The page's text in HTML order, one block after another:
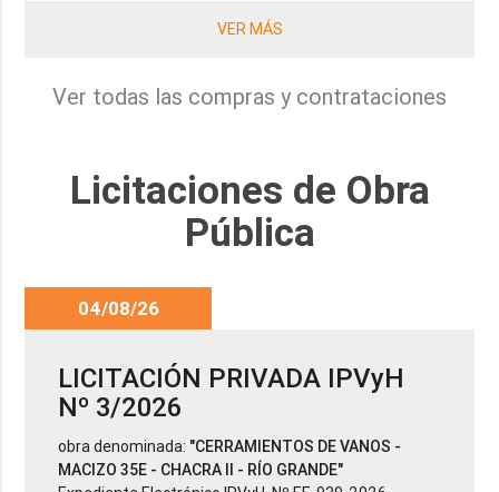
VER MÁS
Ver todas las compras y contrataciones
Licitaciones de Obra
Pública
04/08/26
LICITACIÓN PRIVADA IPVyH
Nº 3/2026
obra denominada: "CERRAMIENTOS DE VANOS -
MACIZO 35E - CHACRA II - RÍO GRANDE"